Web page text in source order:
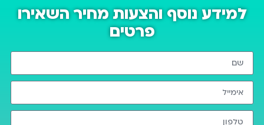
למידע נוסף והצעות מחיר השאירו
פרטים